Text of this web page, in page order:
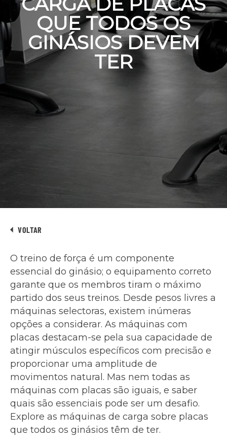
QUE TODOS OS
GINÁSIOS DEVEM
TER
VOLTAR
O treino de força é um componente
essencial do ginásio; o equipamento correto
garante que os membros tiram o máximo
partido dos seus treinos. Desde pesos livres a
máquinas selectoras, existem inúmeras
opções a considerar. As máquinas com
placas destacam-se pela sua capacidade de
atingir músculos específicos com precisão e
proporcionar uma amplitude de
movimentos natural. Mas nem todas as
máquinas com placas são iguais, e saber
quais são essenciais pode ser um desafio.
Explore as máquinas de carga sobre placas
que todos os ginásios têm de ter.